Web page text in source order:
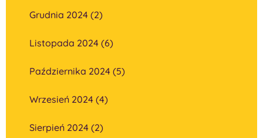
Grudnia 2024 (2)
Listopada 2024 (6)
Października 2024 (5)
Wrzesień 2024 (4)
Sierpień 2024 (2)